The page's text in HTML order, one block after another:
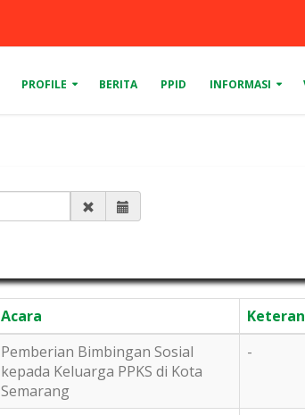
PROFILE BERITA PPID INFORMASI
Acara
Pemberian Bimbingan Sosial
kepada Keluarga PPKS di Kota
Semarang
-